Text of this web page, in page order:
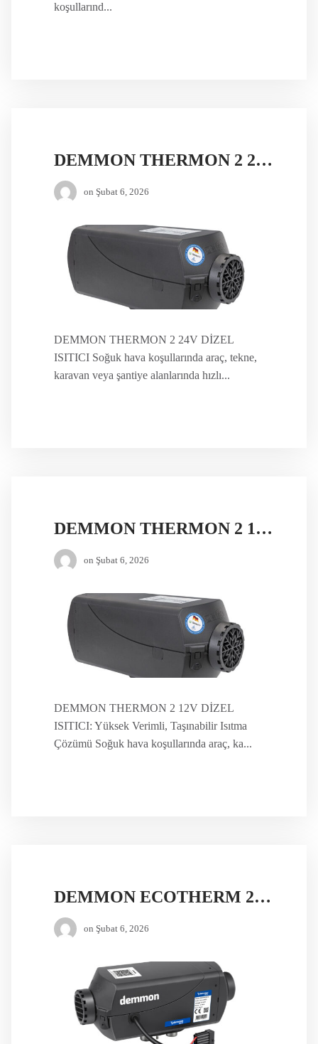
koşullarınd...
DEMMON THERMON 2 24V DİZEL ISITICI
on Şubat 6, 2026
DEMMON THERMON 2 24V DİZEL
ISITICI Soğuk hava koşullarında araç, tekne,
karavan veya şantiye alanlarında hızlı...
DEMMON THERMON 2 12V DİZEL ISITICI
on Şubat 6, 2026
DEMMON THERMON 2 12V DİZEL
ISITICI: Yüksek Verimli, Taşınabilir Isıtma
Çözümü Soğuk hava koşullarında araç, ka...
DEMMON ECOTHERM 2 12V DİZEL ISITICI
on Şubat 6, 2026